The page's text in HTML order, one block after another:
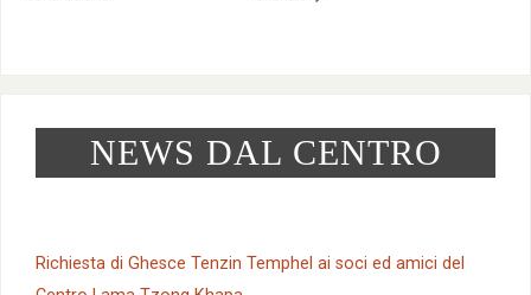
NEWS DAL CENTRO
Richiesta di Ghesce Tenzin Temphel ai soci ed amici del